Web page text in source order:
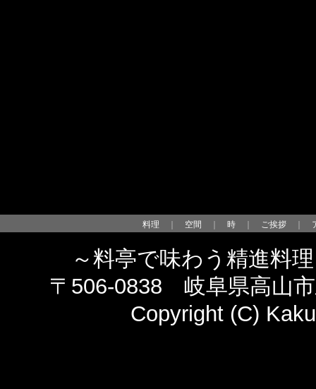
料理 空間 時 ご挨拶
～料亭で味わう精進
〒506-0838 岐阜県高山
Copyright (C)